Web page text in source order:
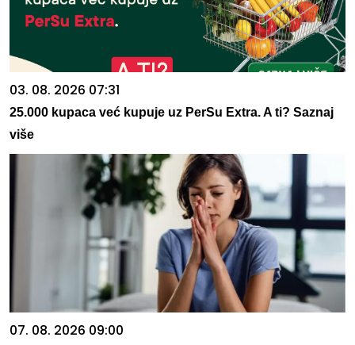
03. 08. 2026 07:31
25.000 kupaca već kupuje uz PerSu Extra. A ti? Saznaj
više
07. 08. 2026 09:00